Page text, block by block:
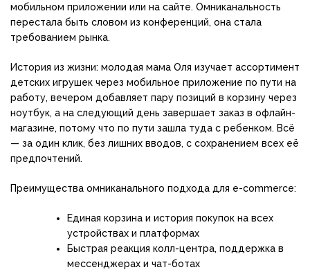
мобильном приложении или на сайте. Омниканальность
перестала быть словом из конференций, она стала
требованием рынка.
История из жизни: молодая мама Оля изучает ассортимент
детских игрушек через мобильное приложение по пути на
работу, вечером добавляет пару позиций в корзину через
ноутбук, а на следующий день завершает заказ в офлайн-
магазине, потому что по пути зашла туда с ребенком. Всё
— за один клик, без лишних вводов, с сохранением всех её
предпочтений.
Преимущества омниканального подхода для e-commerce:
Единая корзина и история покупок на всех
устройствах и платформах
Быстрая реакция колл-центра, поддержка в
мессенджерах и чат-ботах